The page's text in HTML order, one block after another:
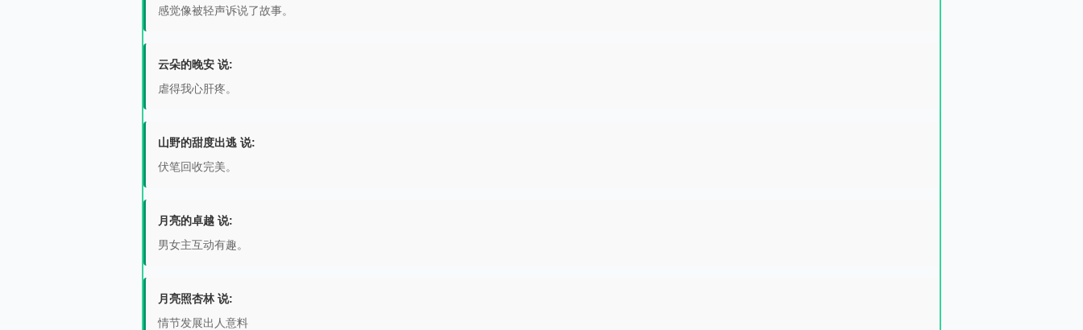
感觉像被轻声诉说了故事。
云朵的晚安 说:
虐得我心肝疼。
山野的甜度出逃 说:
伏笔回收完美。
月亮的卓越 说:
男女主互动有趣。
月亮照杏林 说:
情节发展出人意料